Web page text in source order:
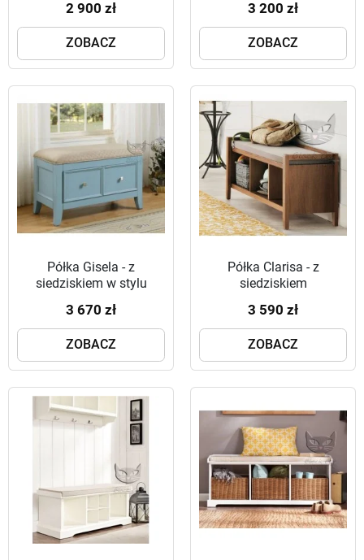
2 900 zł
ZOBACZ
3 200 zł
ZOBACZ
Półka Gisela - z
siedziskiem w stylu
3 670 zł
ZOBACZ
Półka Clarisa - z
siedziskiem
3 590 zł
ZOBACZ